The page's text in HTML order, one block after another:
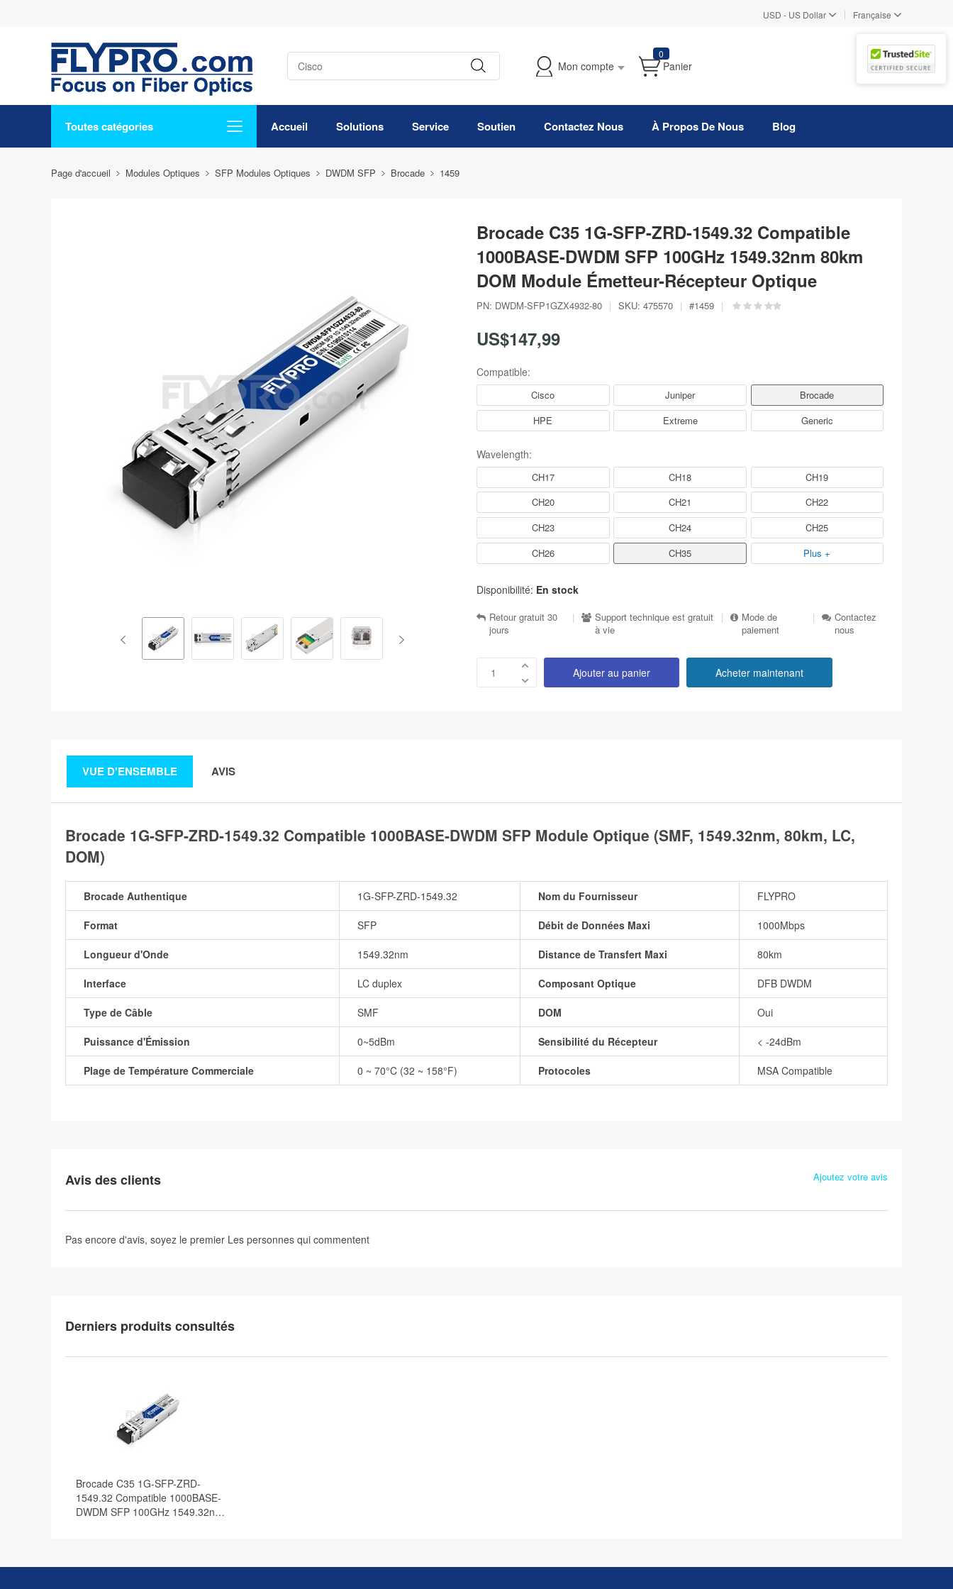
USD - US Dollar | Française
Mon compte
0
Panier
Toutes catégories Accueil Solutions Service Soutien Contactez Nous À Propos De Nous Blog
Page d'accueil Modules Optiques SFP Modules Optiques DWDM SFP Brocade 1459
Brocade C35 1G-SFP-ZRD-1549.32 Compatible
1000BASE-DWDM SFP 100GHz 1549.32nm 80km
DOM Module Émetteur-Récepteur Optique
PN: DWDM-SFP1GZX4932-80 | SKU: 475570 | #1459 |
US$147,99
Compatible:
Cisco Juniper
Brocade
HPE
Extreme Generic
Wavelength:
CH17 CH18
CH19
CH20
CH21
CH22
CH23
CH24
CH25
CH26
CH35 Plus +
Disponibilité: En stock
Retour gratuit 30
jours
|
Support technique est gratuit
à vie
|
Mode de
paiement
|
Contactez
nous
Ajouter au panier Acheter maintenant
VUE D'ENSEMBLE AVIS
Brocade 1G-SFP-ZRD-1549.32 Compatible 1000BASE-DWDM SFP Module Optique (SMF, 1549.32nm, 80km, LC,
DOM)
Brocade Authentique 1G-SFP-ZRD-1549.32 Nom du Fournisseur FLYPRO
Format SFP Débit de Données Maxi 1000Mbps
Longueur d'Onde 1549.32nm Distance de Transfert Maxi 80km
Interface LC duplex Composant Optique DFB DWDM
Type de Câble SMF DOM Oui
Puissance d'Émission 0~5dBm Sensibilité du Récepteur < -24dBm
Plage de Température Commerciale 0 ~ 70°C (32 ~ 158°F) Protocoles MSA Compatible
Avis des clients Ajoutez votre avis
Pas encore d'avis, soyez le premier Les personnes qui commentent
Derniers produits consultés
Brocade C35 1G-SFP-ZRD-
1549.32 Compatible 1000BASE-
DWDM SFP 100GHz 1549.32nm